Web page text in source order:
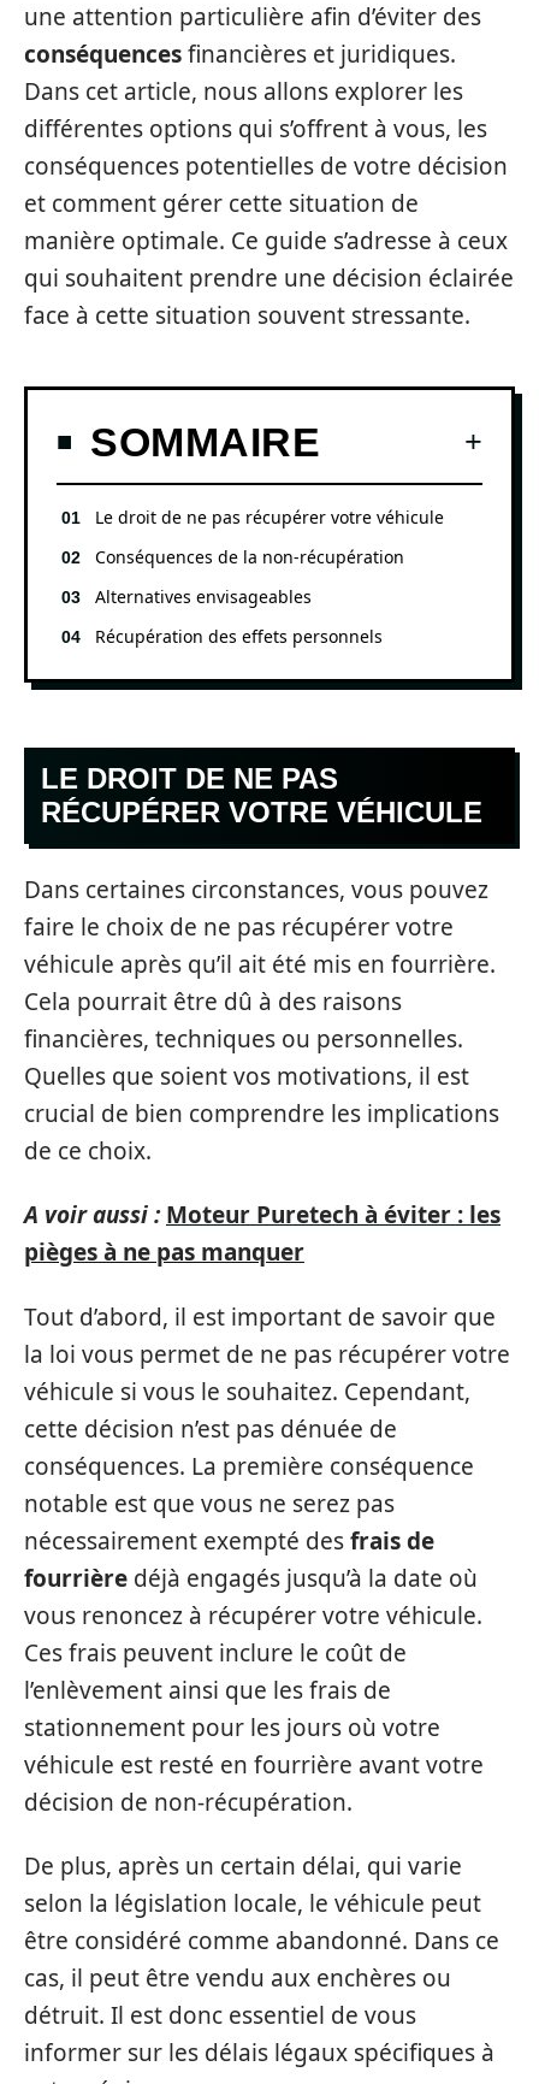
une attention particulière afin d’éviter des
conséquencesfinancières et juridiques.
Dans cet article, nous allons explorer les
différentes options qui s’offrent à vous, les
conséquences potentielles de votre décision
et comment gérer cette situation de
manière optimale. Ce guide s’adresse à ceux
qui souhaitent prendre une décision éclairée
face à cette situation souvent stressante.
SOMMAIRE
Le droit de ne pas récupérer votre véhicule
Conséquences de la non-récupération
Alternatives envisageables
Récupération des effets personnels
LE DROIT DE NE PAS
RÉCUPÉRER VOTRE VÉHICULE
Dans certaines circonstances, vous pouvez
faire le choix de ne pas récupérer votre
véhicule après qu’il ait été mis en fourrière.
Cela pourrait être dû à des raisons
financières, techniques ou personnelles.
Quelles que soient vos motivations, il est
crucial de bien comprendre les implications
de ce choix.
A voir aussi : Moteur Puretech à éviter : les
pièges à ne pas manquer
Tout d’abord, il est important de savoir que
la loi vous permet de ne pas récupérer votre
véhicule si vous le souhaitez. Cependant,
cette décision n’est pas dénuée de
conséquences. La première conséquence
notable est que vous ne serez pas
nécessairement exempté desfrais de
fourrière déjà engagés jusqu’à la date où
vous renoncez à récupérer votre véhicule.
Ces frais peuvent inclure le coût de
l’enlèvement ainsi que les frais de
stationnement pour les jours où votre
véhicule est resté en fourrière avant votre
décision de non-récupération.
De plus, après un certain délai, qui varie
selon la législation locale, le véhicule peut
être considéré comme abandonné. Dans ce
cas, il peut être vendu aux enchères ou
détruit. Il est donc essentiel de vous
informer sur les délais légaux spécifiques à